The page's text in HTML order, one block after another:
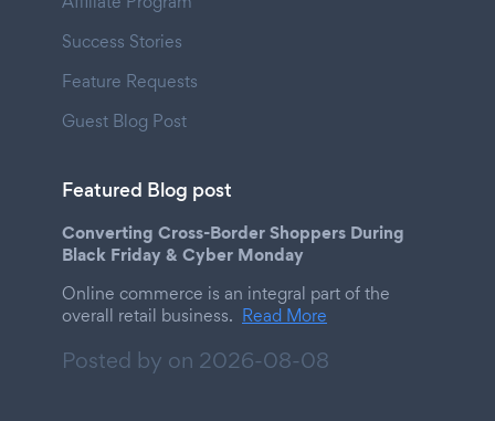
Success Stories
Feature Requests
Guest Blog Post
Featured Blog post
Converting Cross-Border Shoppers During
Black Friday & Cyber Monday
Online commerce is an integral part of the
overall retail business. Read More
Posted by on 2026-08-08